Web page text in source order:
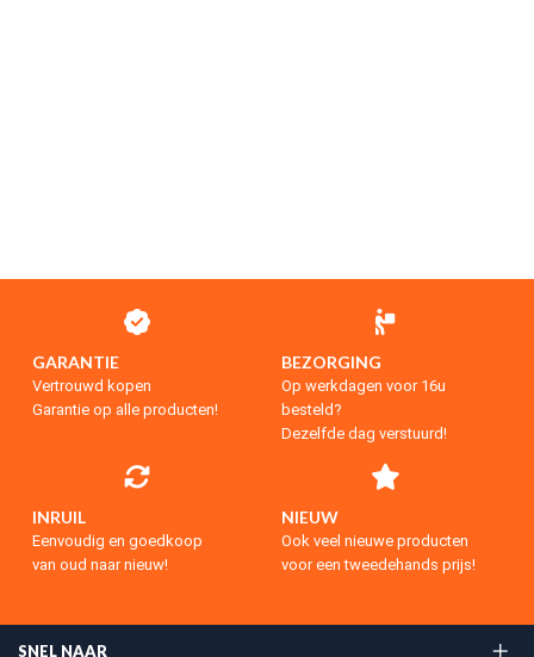
GARANTIE
Vertrouwd kopen
Garantie op alle producten!
BEZORGING
Op werkdagen voor 16u
besteld?
Dezelfde dag verstuurd!
INRUIL
Eenvoudig en goedkoop
van oud naar nieuw!
NIEUW
Ook veel nieuwe producten
voor een tweedehands prijs!
SNEL NAAR